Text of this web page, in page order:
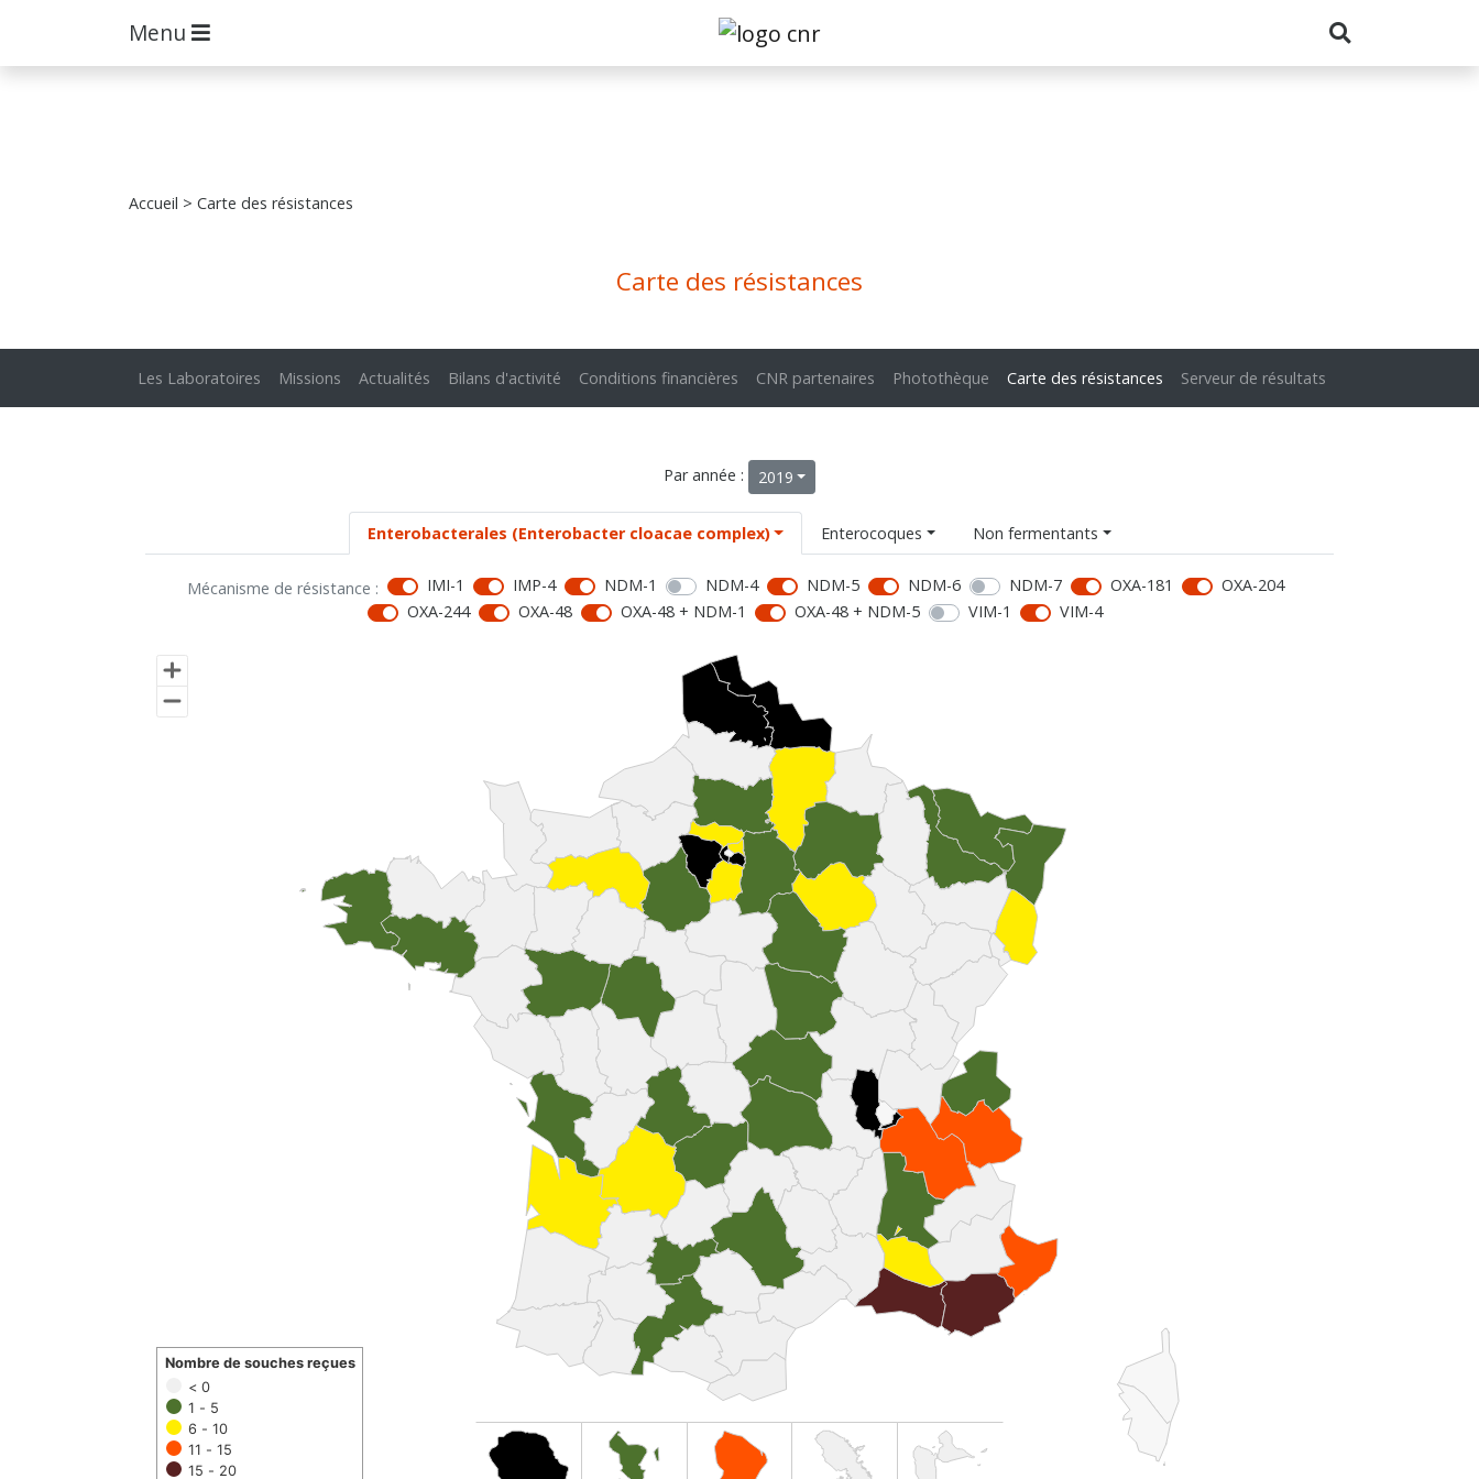
Menu
Accueil > Carte des résistances
Carte des résistances
Les Laboratoires Missions Actualités Bilans d'activité Conditions financières CNR partenaires Photothèque Carte des résistances Serveur de résultats
Par année : 2019
Enterobacterales (Enterobacter cloacae complex) Enterocoques Non fermentants
Mécanisme de résistance : IMI-1 IMP-4 NDM-1 NDM-4 NDM-5 NDM-6 NDM-7 OXA-181
OXA-204
OXA-244
OXA-48 OXA-48 + NDM-1 OXA-48 + NDM-5 VIM-1 VIM-4
< 0
1 - 5
6 - 10
11 - 15
15 - 20
Nombre de souches reçues